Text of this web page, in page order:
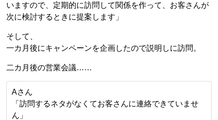
いますので、定期的に訪問して関係を作って、お客さんが
次に検討するときに提案します」
そして、
一カ月後にキャンペーンを企画したので説明しに訪問。
二カ月後の営業会議……
Aさん
「訪問するネタがなくてお客さんに連絡できていませ
ん」